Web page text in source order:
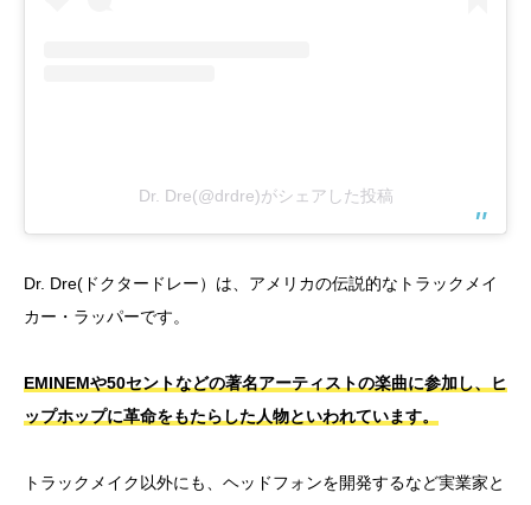
Dr. Dre(@drdre)がシェアした投稿
Dr. Dre(ドクタードレー）は、アメリカの伝説的なトラックメイ
カー・ラッパーです。
EMINEMや50セントなどの著名アーティストの楽曲に参加し、ヒ
ップホップに革命をもたらした人物といわれています。
トラックメイク以外にも、ヘッドフォンを開発するなど実業家と